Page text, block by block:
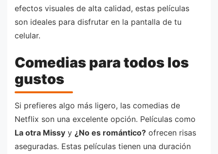
efectos visuales de alta calidad, estas películas
son ideales para disfrutar en la pantalla de tu
celular.
Comedias para todos los
gustos
Si prefieres algo más ligero, las comedias de
Netflix son una excelente opción. Películas como
La otra Missy y ¿No es romántico? ofrecen risas
aseguradas. Estas películas tienen una duración